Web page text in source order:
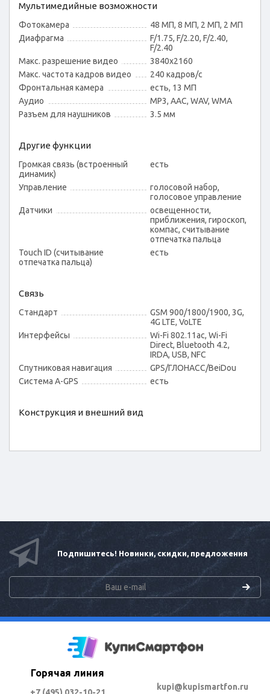
Мультимедийные возможности
Фотокамера
48 МП, 8 МП, 2 МП, 2 МП
Диафрагма
F/1.75, F/2.20, F/2.40,
F/2.40
Макс. разрешение видео
3840x2160
Макс. частота кадров видео
240 кадров/с
Фронтальная камера
есть, 13 МП
Аудио
MP3, AAC, WAV, WMA
Разъем для наушников
3.5 мм
Другие функции
Громкая связь (встроенный
динамик)
есть
Управление
голосовой набор,
голосовое управление
Датчики
освещенности,
приближения, гироскоп,
компас, считывание
отпечатка пальца
Touch ID (считывание
отпечатка пальца)
есть
Связь
Стандарт
GSM 900/1800/1900, 3G,
4G LTE, VoLTE
Интерфейсы
Wi-Fi 802.11ac, Wi-Fi
Direct, Bluetooth 4.2,
IRDA, USB, NFC
Спутниковая навигация
GPS/ГЛОНАСС/BeiDou
Cистема A-GPS
есть
Конструкция и внешний вид
Подпишитесь! Новинки, скидки, предложения
Горячая линия
kupi@kupismartfon.ru